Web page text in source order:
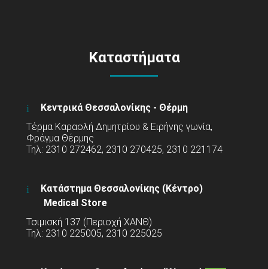
Καταστήματα
Κεντρικά Θεσσαλονίκης - Θέρμη
Τέρμα Καραολή Δημητρίου & Ειρήνης γωνία,
Φράγμα Θέρμης
Τηλ: 2310 272462, 2310 270425, 2310 221174
Κατάστημα Θεσσαλονίκης (Κέντρο)
Medical Store
Τσιμισκή 137 (Περιοχή ΧΑΝΘ)
Τηλ: 2310 225005, 2310 225025